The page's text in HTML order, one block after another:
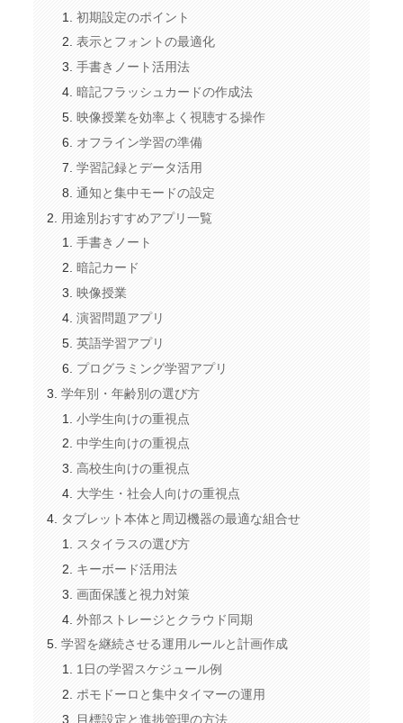
初期設定のポイント
表示とフォントの最適化
手書きノート活用法
暗記フラッシュカードの作成法
映像授業を効率よく視聴する操作
オフライン学習の準備
学習記録とデータ活用
通知と集中モードの設定
用途別おすすめアプリ一覧
手書きノート
暗記カード
映像授業
演習問題アプリ
英語学習アプリ
プログラミング学習アプリ
学年別・年齢別の選び方
小学生向けの重視点
中学生向けの重視点
高校生向けの重視点
大学生・社会人向けの重視点
タブレット本体と周辺機器の最適な組合せ
スタイラスの選び方
キーボード活用法
画面保護と視力対策
外部ストレージとクラウド同期
学習を継続させる運用ルールと計画作成
1日の学習スケジュール例
ポモドーロと集中タイマーの運用
目標設定と進捗管理の方法